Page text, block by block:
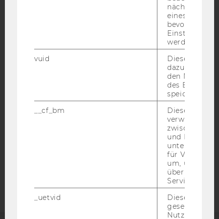
IMPRESSUM
BARRIEREFREIHEITSERKLÄRUNG WEBSEITE
DATENSCHUTZERKLÄRUNG SOCIAL MEDIA
DATENSCHUTZERKLÄRUNG
STUDIENBEWERBER*INNEN UND STUDIERENDE
Barrierefreiheitserklärung
nächsten
eines Vimeo-
bevorzugten
werden.
vuid
Dieser
dazu
den
des
speichern.
__cf_bm
Dieses
verwendet,
zwischen
und Bots zu
für Vimeo
um, um
über die
Service zu
_uetvid
Dieses
gesetzt, um
Nutzung des